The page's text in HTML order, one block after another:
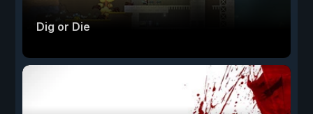
Dig or Die